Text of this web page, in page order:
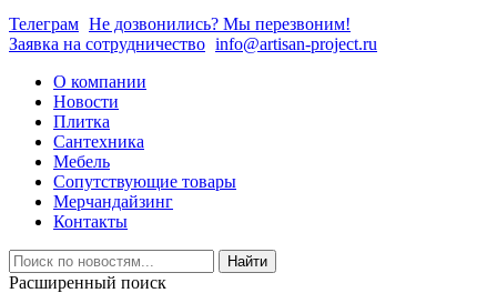
Телеграм Не дозвонились? Мы перезвоним!
Заявка на сотрудничество info@artisan-project.ru
О компании
Новости
Плитка
Сантехника
Мебель
Сопутствующие товары
Мерчандайзинг
Контакты
Найти
Расширенный поиск